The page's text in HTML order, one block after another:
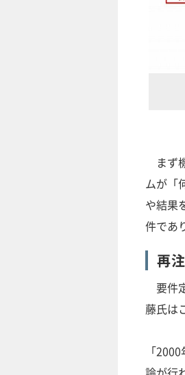
まず
ムが「
や結果
件であ
再
要件
藤氏は
「